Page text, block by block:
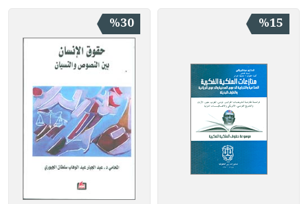
%15
%30